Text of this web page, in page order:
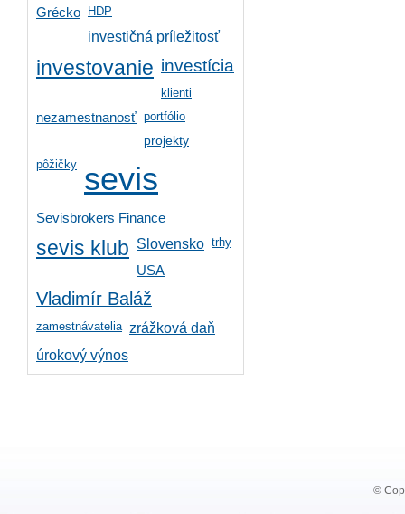
Grécko HDP
investičná príležitosť
investovanie investícia
klienti
nezamestnanosť portfólio
projekty
pôžičky sevis
Sevisbrokers Finance
sevis klub Slovensko trhy
USA
Vladimír Baláž
zamestnávatelia zrážková daň
úrokový výnos
©